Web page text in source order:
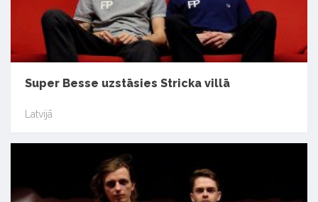
Super Besse uzstāsies Stricka villā
Latvijā